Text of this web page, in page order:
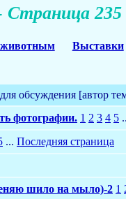
235
Выставки
обсуждения [автор
фотографии. 1 2 3 4 5
... Последняя страница
шило на мыло)-2 1